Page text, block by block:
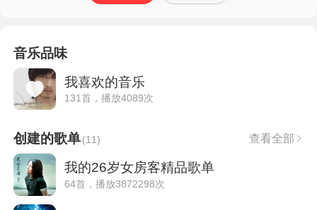
音乐品味
我喜欢的音乐
131首，播放4089次
创建的歌单(11) 查看全部
我的26岁女房客精品歌单
64首，播放3872298次